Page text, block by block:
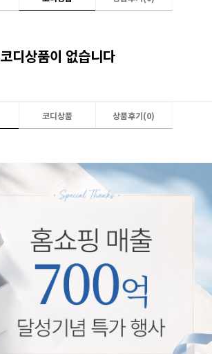
코디상품이 없습니다
코디상품 상품후기(0)